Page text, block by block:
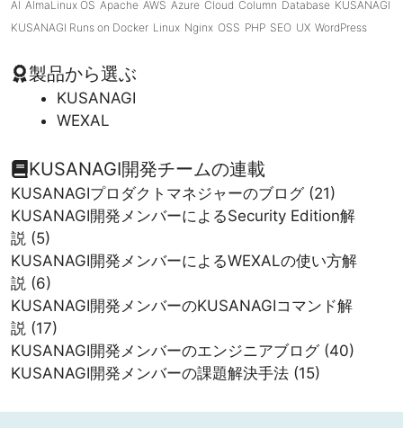
AI AlmaLinux OS Apache AWS Azure Cloud Column Database KUSANAGI
KUSANAGI Runs on Docker Linux Nginx OSS PHP SEO UX WordPress
製品から選ぶ
KUSANAGI
WEXAL
KUSANAGI開発チームの連載
KUSANAGIプロダクトマネジャーのブログ(21)
KUSANAGI開発メンバーによるSecurity Edition解
説 (5)
KUSANAGI開発メンバーによるWEXALの使い方解
説 (6)
KUSANAGI開発メンバーのKUSANAGIコマンド解
説 (17)
KUSANAGI開発メンバーのエンジニアブログ(40)
KUSANAGI開発メンバーの課題解決手法 (15)